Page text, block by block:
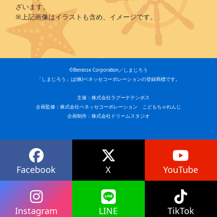
ざいます。
※上記画像はイラストも含め、イメージです。
©Benesse Corporation／しまじろう
「しまじろう」は(株)ベネッセコーポレーションの登録商標です。
主催：株式会社ラグーナテンボス
企画監修：株式会社ベネッセコーポレーション こどもちゃれんじ
企画制作：株式会社ドリームスタジオ
Facebook X YouTube
Instagram LINE TikTok